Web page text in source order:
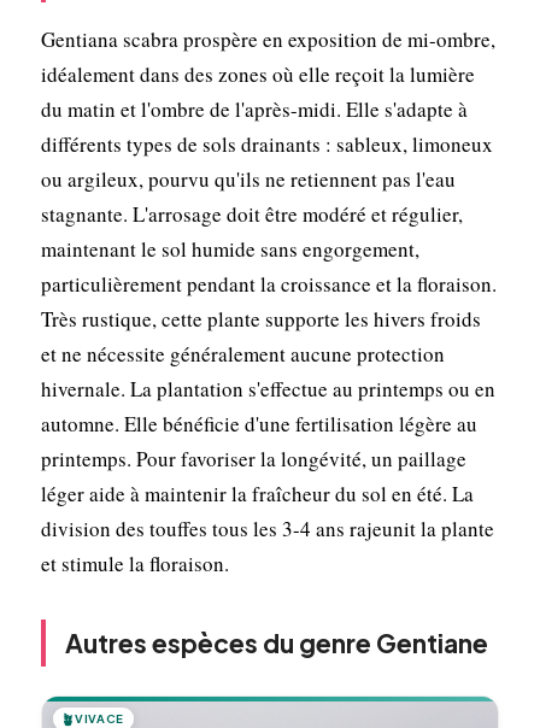
Gentiana scabra prospère en exposition de mi-ombre,
idéalement dans des zones où elle reçoit la lumière
du matin et l'ombre de l'après-midi. Elle s'adapte à
différents types de sols drainants : sableux, limoneux
ou argileux, pourvu qu'ils ne retiennent pas l'eau
stagnante. L'arrosage doit être modéré et régulier,
maintenant le sol humide sans engorgement,
particulièrement pendant la croissance et la floraison.
Très rustique, cette plante supporte les hivers froids
et ne nécessite généralement aucune protection
hivernale. La plantation s'effectue au printemps ou en
automne. Elle bénéficie d'une fertilisation légère au
printemps. Pour favoriser la longévité, un paillage
léger aide à maintenir la fraîcheur du sol en été. La
division des touffes tous les 3-4 ans rajeunit la plante
et stimule la floraison.
Autres espèces du genre Gentiane
🪴VIVACE